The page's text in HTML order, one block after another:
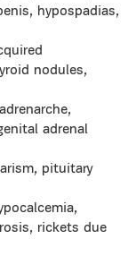
hypospadias,
nodules,
adrenal
pituitary
rickets due